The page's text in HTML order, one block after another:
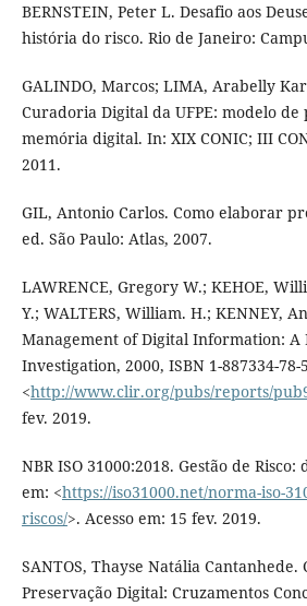
BERNSTEIN, Peter L. Desafio aos
história do risco. Rio de Janeiro:
GALINDO, Marcos; LIMA, Arabelly
Curadoria Digital da UFPE: modelo de
memória digital. In: XIX CONIC; III
2011.
GIL, Antonio Carlos. Como elaborar
ed. São Paulo: Atlas, 2007.
LAWRENCE, Gregory W.; KEHOE,
Y.; WALTERS, William. H.; KENNEY,
Management of Digital Information: A
Investigation, 2000, ISBN 1-887334-
<http://www.clir.org/pubs/reports/
fev. 2019.
NBR ISO 31000:2018. Gestão de
em: <https://iso31000.net/norma-iso-
riscos/>. Acesso em: 15 fev. 2019.
SANTOS, Thayse Natália
Preservação Digital: Cruzamentos